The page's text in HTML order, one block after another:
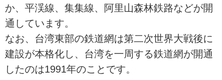
か、平渓線、集集線、阿里山森林鉄路などが開
通しています。
なお、台湾東部の鉄道網は第二次世界大戦後に
建設が本格化し、台湾を一周する鉄道網が開通
したのは1991年のことです。